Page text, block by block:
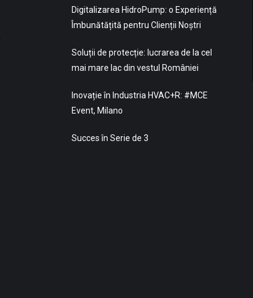
Digitalizarea HidroPump: o Experiență
Îmbunătățită pentru Clienții Noștri
Soluții de protecție: lucrarea de la cel
mai mare lac din vestul României
Inovație în Industria HVAC+R: #MCE
Event, Milano
Succes în Serie de 3